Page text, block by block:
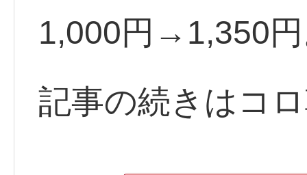
1,000円→1,350
記事の続きはコ